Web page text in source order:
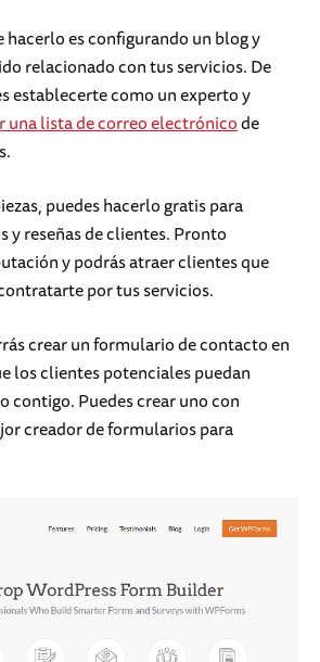
hacerlo es configurando un blog y
relacionado con tus servicios. De
establecerte como un experto y
una lista de correo electrónicode
puedes hacerlo gratis para
reseñas de clientes. Pronto
y podrás atraer clientes que
por tus servicios.
crear un formulario de contacto en
los clientes potenciales puedan
contigo. Puedes crear uno con
creador de formularios para